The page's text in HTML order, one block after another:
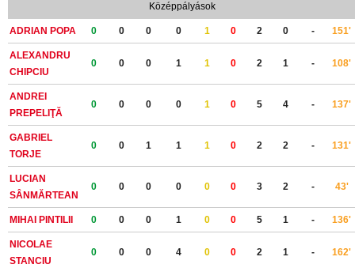
Középpályások
ADRIAN POPA 0 0 0 0 1 0 2 0 - 151'
ALEXANDRU
CHIPCIU
0 0 0 1 1 0 2 1 - 108'
ANDREI
PREPELIŢĂ
0 0 0 0 1 0 5 4 - 137'
GABRIEL
TORJE
0 0 1 1 1 0 2 2 - 131'
LUCIAN
SÂNMĂRTEAN
0 0 0 0 0 0 3 2 - 43'
MIHAI PINTILII 0 0 0 1 0 0 5 1 - 136'
NICOLAE
STANCIU
0 0 0 4 0 0 2 1 - 162'